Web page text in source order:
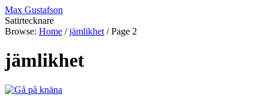
Max Gustafson
Satirtecknare
Browse: Home / jämlikhet / Page 2
jämlikhet